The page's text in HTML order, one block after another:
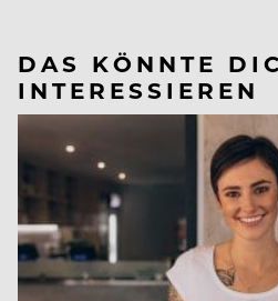
DAS KÖNNTE
INTERESSIEREN